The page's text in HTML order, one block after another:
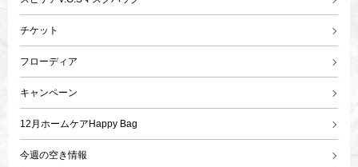
チケット
フローディア
キャンペーン
12月ホームケアHappy Bag
今週の空き情報